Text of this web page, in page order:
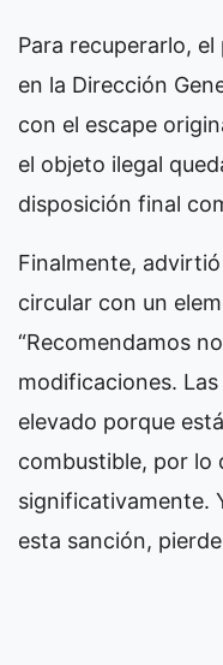
Para recuperarlo,
en la Dirección
con el escape
el objeto ilegal
disposición final
Finalmente,
circular con un
“Recomendamos
modificaciones.
elevado porque
combustible, por lo
significativamente.
esta sanción,